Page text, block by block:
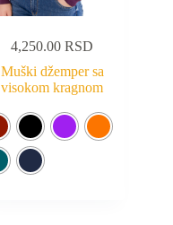
4,250.00RSD
Muški džemper sa
visokom kragnom